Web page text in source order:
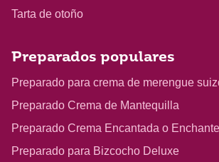
Tarta de otoño
Preparados populares
Preparado para crema de merengue
Preparado Crema de Mantequilla
Preparado Crema Encantada o
Preparado para Bizcocho Deluxe